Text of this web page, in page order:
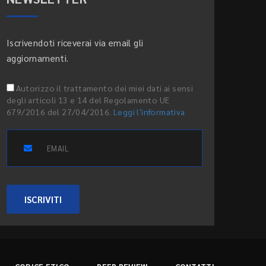
Iscrivendoti riceverai via email gli
aggiornamenti.
Autorizzo il trattamento dei miei dati ai sensi
degli articoli 13 e 14 del Regolamento UE
679/2016 del 27/04/2016. Leggi l'informativa
ISCRIVITI